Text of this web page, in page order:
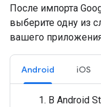
После импорта
выберите одну из
вашего
Android iOS
В Android